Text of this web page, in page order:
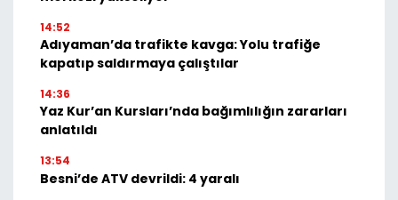
14:52
Adıyaman’da trafikte kavga: Yolu trafiğe
kapatıp saldırmaya çalıştılar
14:36
Yaz Kur’an Kursları’nda bağımlılığın zararları
anlatıldı
13:54
Besni’de ATV devrildi: 4 yaralı